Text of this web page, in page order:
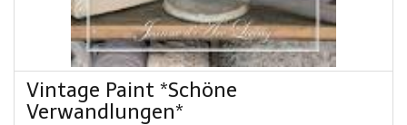
Vintage Paint *Schöne
Verwandlungen*